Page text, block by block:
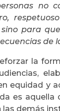
no
para
de
la
equidad y
es
demás